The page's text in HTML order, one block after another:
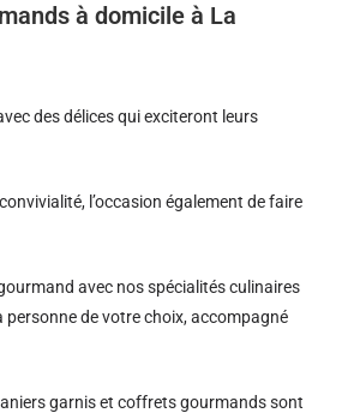
à domicile à La
des délices qui exciteront leurs
l’occasion également de faire
avec nos spécialités culinaires
personne de votre choix, accompagné
garnis et coffrets gourmands sont